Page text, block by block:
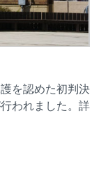
を認めた初判決
われました。詳